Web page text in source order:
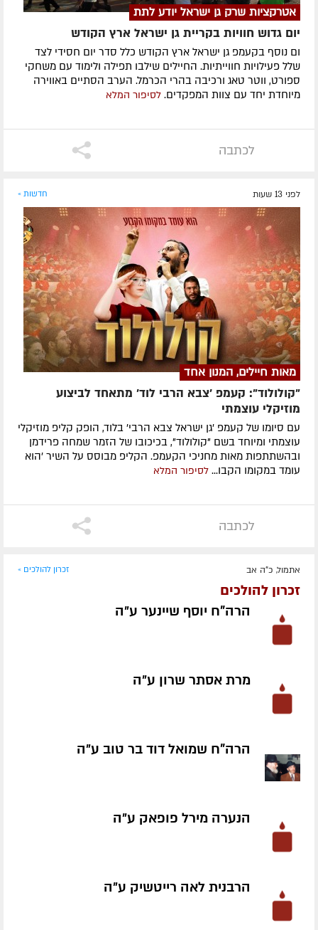
אטרקציות שרק גן ישראל יודע לתת
יום גדוש חוויות בקריית גן ישראל ארץ הקודש
ום נוסף בקעמפ גן ישראל ארץ הקודש כלל סדר יום חסידי לצד
שלל פעילויות חווייתיות. החיילים שילבו תפילה ולימוד עם משחקי
ספורט, ווטר טאג ורכיבה בהרי הכרמל. הערב הסתיים באווירה
מיוחדת יחד עם צוות המפקדים. לסיפור המלא
לכתבה
לפני 13 שעות חדשות »
מאות חיילים, המנון אחד
"קולולוד": קעמפ 'צבא הרבי לוד' מתאחד לביצוע
מוזיקלי עוצמתי
עם סיומו של קעמפ 'גן ישראל צבא הרבי' בלוד, הופק קליפ מוזיקלי
עוצמתי ומיוחד בשם "קולולוד", בכיכובו של הזמר שמחה פרידמן
ובהשתתפות מאות מחניכי הקעמפ. הקליפ מבוסס על השיר 'הוא
עומד במקומו הקבו... לסיפור המלא
לכתבה
אתמול, כ"ה אב זכרון להולכים »
זכרון להולכים
הרה"ח יוסף שיינער ע״ה
מרת אסתר שרון ע״ה
הרה"ח שמואל דוד בר טוב ע״ה
הנערה מירל פופאק ע״ה
הרבנית לאה רייטשיק ע״ה